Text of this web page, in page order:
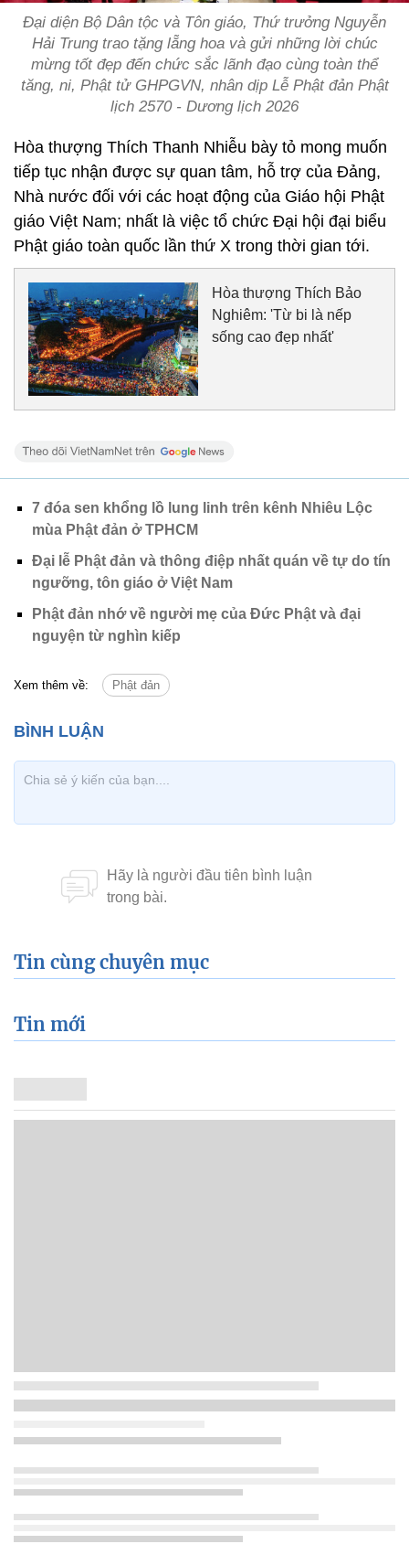
Đại diện Bộ Dân tộc và Tôn giáo, Thứ trưởng Nguyễn
Hải Trung trao tặng lẵng hoa và gửi những lời chúc
mừng tốt đẹp đến chức sắc lãnh đạo cùng toàn thể
tăng, ni, Phật tử GHPGVN, nhân dịp Lễ Phật đản Phật
lịch 2570 - Dương lịch 2026
Hòa thượng Thích Thanh Nhiễu bày tỏ mong muốn
tiếp tục nhận được sự quan tâm, hỗ trợ của Đảng,
Nhà nước đối với các hoạt động của Giáo hội Phật
giáo Việt Nam; nhất là việc tổ chức Đại hội đại biểu
Phật giáo toàn quốc lần thứ X trong thời gian tới.
Hòa thượng Thích Bảo
Nghiêm: 'Từ bi là nếp
sống cao đẹp nhất'
7 đóa sen khổng lồ lung linh trên kênh Nhiêu Lộc
mùa Phật đản ở TPHCM
Đại lễ Phật đản và thông điệp nhất quán về tự do tín
ngưỡng, tôn giáo ở Việt Nam
Phật đản nhớ về người mẹ của Đức Phật và đại
nguyện từ nghìn kiếp
Xem thêm về: Phật đản
Tin cùng chuyên mục
Tin mới